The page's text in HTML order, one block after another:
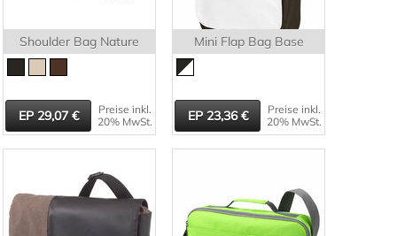
Shoulder Bag Nature
29,07
Preise inkl.
20% MwSt.
Mini Flap Bag Base
23,36
Preise inkl.
20% MwSt.